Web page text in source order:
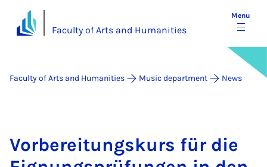
Faculty of Arts and Humanities
Menu
Faculty of Arts and Humanities Music department News
Vorbereit­ung­skurs für die